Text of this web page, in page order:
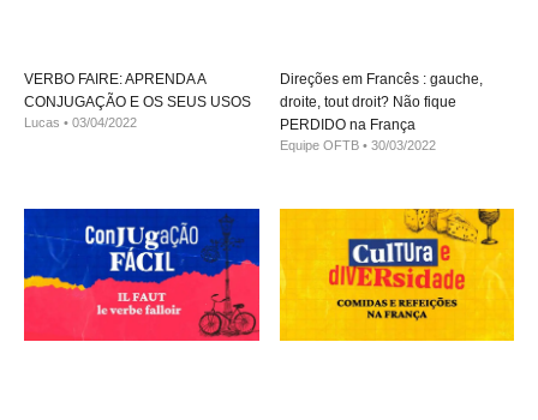
VERBO FAIRE: APRENDA A
CONJUGAÇÃO E OS SEUS USOS
Lucas 03/04/2022
Direções em Francês : gauche,
droite, tout droit? Não fique
PERDIDO na França
Equipe OFTB 30/03/2022